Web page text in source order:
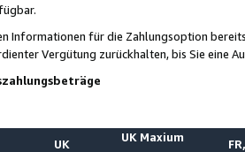
Informationen für die Zahlungsoption
Vergütung zurückhalten, bis Sie
UK
UK Maxium